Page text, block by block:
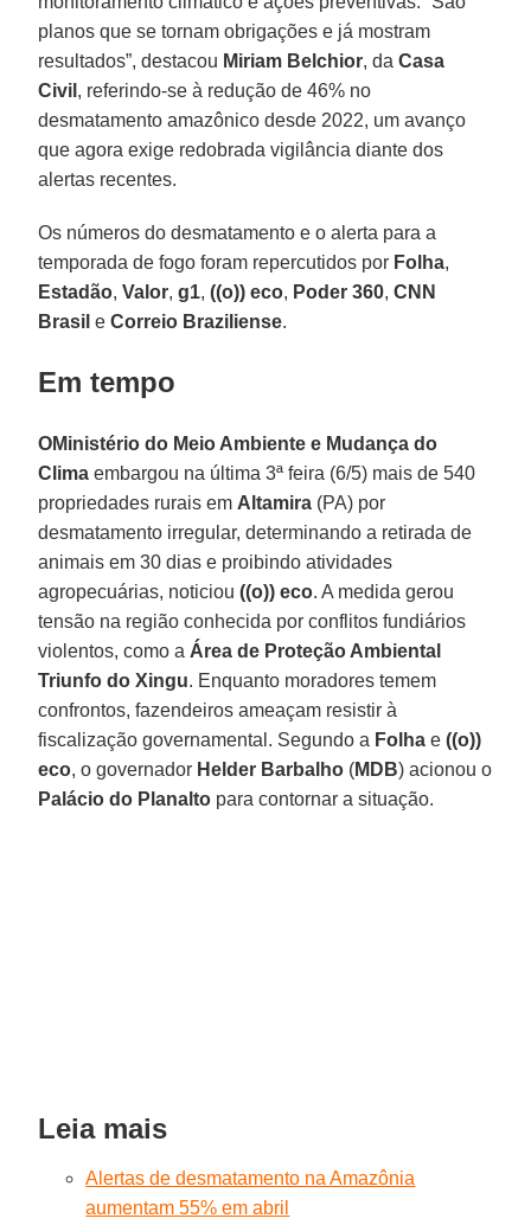
planos que se tornam obrigações e já mostram
resultados”, destacou Miriam Belchior, daCasa
Civil , referindo-se à redução de 46% no
desmatamento amazônico desde 2022, um avanço
que agora exige redobrada vigilância diante dos
alertas recentes.
Os números do desmatamento e o alerta para a
temporada de fogo foram repercutidos por Folha,
Estadão,Valor,g1,((o)) eco, Poder 360,CNN
Brasil eCorreio Braziliense.
Em tempo
OMinistério do Meio Ambiente e Mudança do
Clima embargou na última 3ª feira (6/5) mais de 540
propriedades rurais em Altamira (PA) por
desmatamento irregular, determinando a retirada de
animais em 30 dias e proibindo atividades
agropecuárias, noticiou((o)) eco. A medida gerou
tensão na região conhecida por conflitos fundiários
violentos, como a Área de Proteção Ambiental
Triunfo do Xingu. Enquanto moradores temem
confrontos, fazendeiros ameaçam resistir à
fiscalização governamental. Segundo a Folha e((o))
eco, o governador Helder Barbalho (MDB) acionou o
Palácio do Planalto para contornar a situação.
Leia mais
Alertas de desmatamento na Amazônia
aumentam 55% em abril